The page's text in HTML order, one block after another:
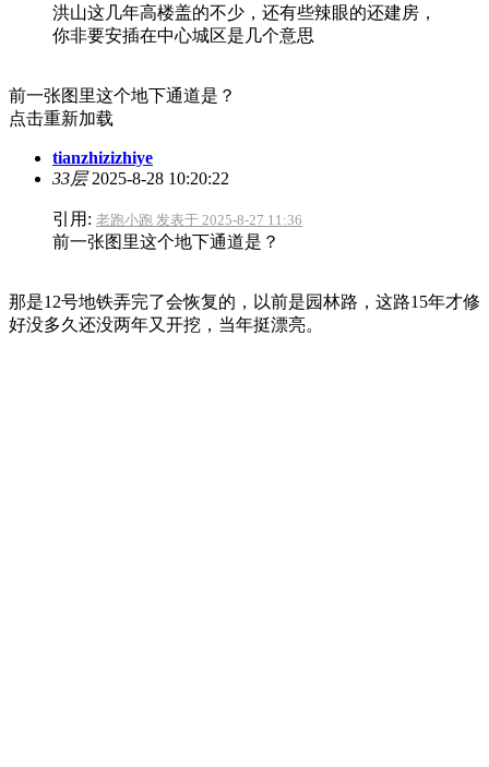
洪山这几年高楼盖的不少，还有些辣眼的还建房，
你非要安插在中心城区是几个意思
前一张图里这个地下通道是？
点击重新加载
tianzhizizhiye
33层2025-8-28 10:20:22
引用: 老跑小跑 发表于 2025-8-27 11:36
前一张图里这个地下通道是？
那是12号地铁弄完了会恢复的，以前是园林路，这路15年才修
好没多久还没两年又开挖，当年挺漂亮。